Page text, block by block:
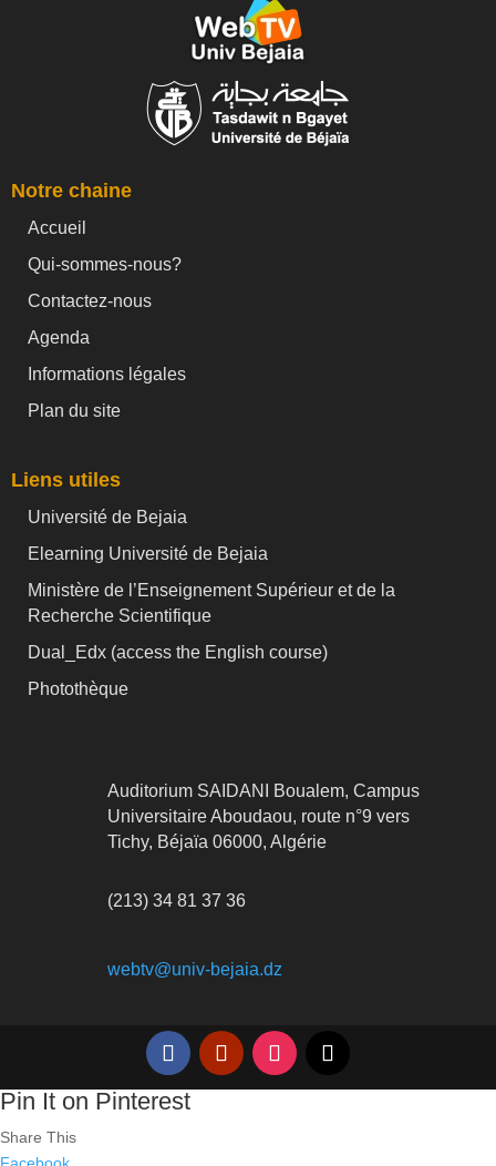
Notre chaine
Accueil
Qui-sommes-nous?
Contactez-nous
Agenda
Informations légales
Plan du site
Liens utiles
Université de Bejaia
Elearning Université de Bejaia
Ministère de l’Enseignement Supérieur et de la
Recherche Scientifique
Dual_Edx (access the English course)
Photothèque
Auditorium SAIDANI Boualem, Campus
Universitaire Aboudaou, route n°9 vers
Tichy, Béjaïa 06000, Algérie
(213) 34 81 37 36
webtv@univ-bejaia.dz
Pin It on Pinterest
Share This
Facebook